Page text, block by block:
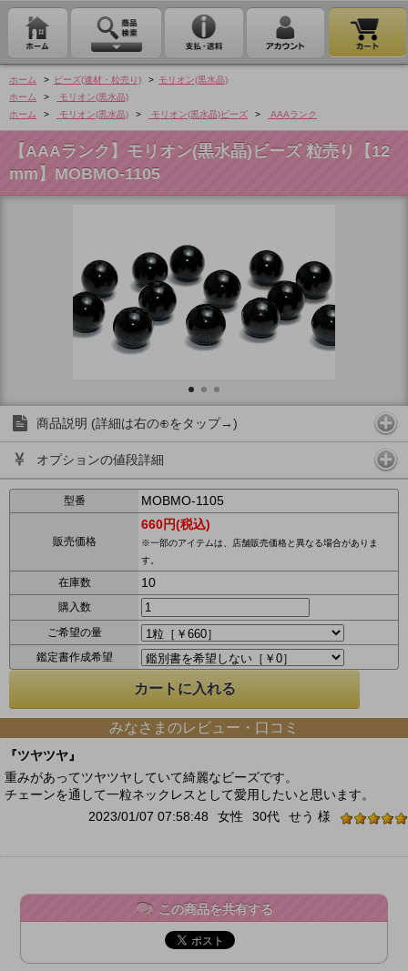
ホーム > ビーズ(連材・粒売り) > モリオン(黒水晶)
ホーム
>
モリオン(黒水晶)
ホーム
> モリオン(黒水晶) > モリオン(黒水晶)ビーズ > AAAランク
【AAAランク】モリオン(黒水晶)ビーズ 粒売り【12
mm】MOBMO-1105
商品説明 (詳細は右の⊕をタップ→)
オプションの値段詳細
型番 MOBMO-1105
販売価格
660円(税込)
※一部のアイテムは、店舗販売価格と異なる場合がありま
す。
在庫数 10
購入数
ご希望の量
鑑定書作成希望
みなさまのレビュー・口コミ
『ツヤツヤ』
重みがあってツヤツヤしていて綺麗なビーズです。
チェーンを通して一粒ネックレスとして愛用したいと思います。
せう 様
30代
女性
2023/01/07 07:58:48
この商品を共有する